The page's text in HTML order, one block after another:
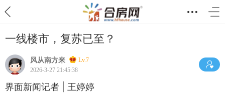
一线楼市，复苏已至？
风从南方来
Lv.7
2026-3-27 21:45:38
界面新闻记者 | 王婷婷